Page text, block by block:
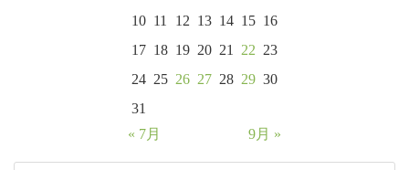
10 11 12 13 14 15 16
17 18 19 20 21 22 23
24 25 26 27 28 29 30
31
« 7月
9月 »